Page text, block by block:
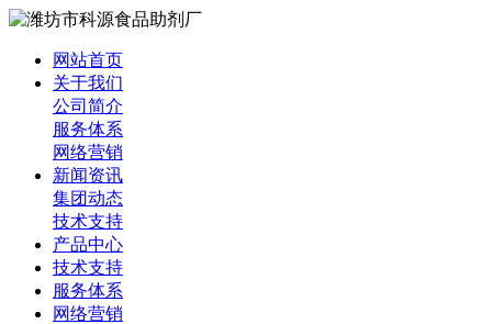
网站首页
关于我们
公司简介
服务体系
网络营销
新闻资讯
集团动态
技术支持
产品中心
技术支持
服务体系
网络营销